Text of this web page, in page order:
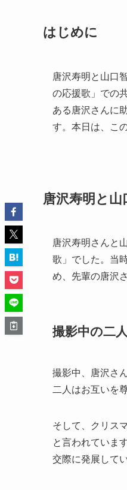
はじめに
唐沢寿明と山口
の応援歌」での
ある唐沢さんに
す。本日は、こ
唐沢寿明と
唐沢寿明さんと
歌」でした。当
め、先輩の唐沢
撮影中の二
撮影中、唐沢さ
二人はお互いを
そして、クリス
と言われていま
交際に発展して